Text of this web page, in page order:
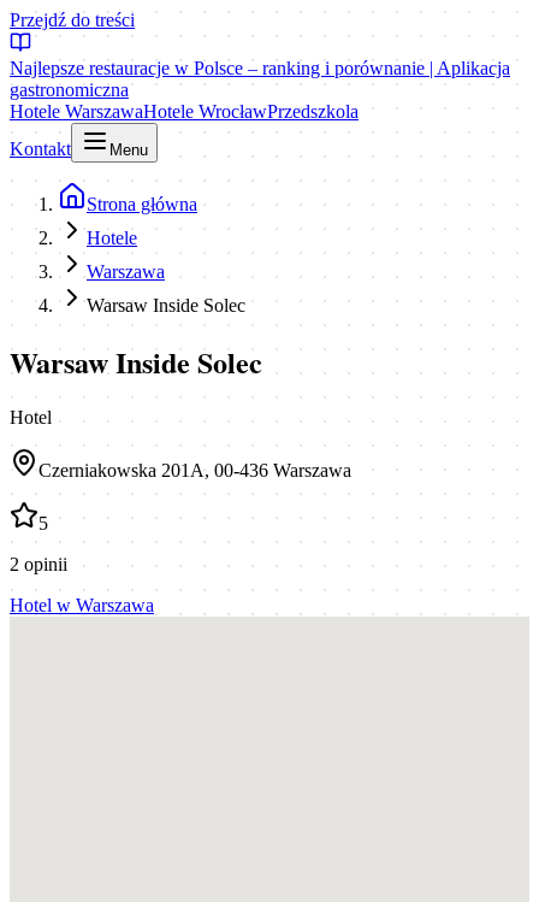
Przejdź do treści
Najlepsze restauracje w Polsce – ranking i porównanie | Aplikacja
gastronomiczna
Hotele WarszawaHotele WrocławPrzedszkola
Kontakt
Menu
Strona główna
Hotele
Warszawa
Warsaw Inside Solec
Warsaw Inside Solec
Hotel
Czerniakowska 201A, 00-436 Warszawa
5
2 opinii
Hotel w Warszawa